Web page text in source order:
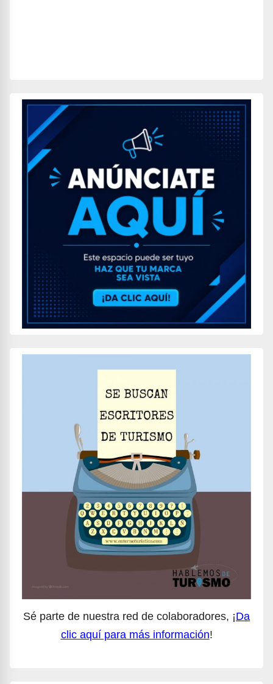
Sé parte de nuestra red de colaboradores, ¡Da
clic aquí para más información!